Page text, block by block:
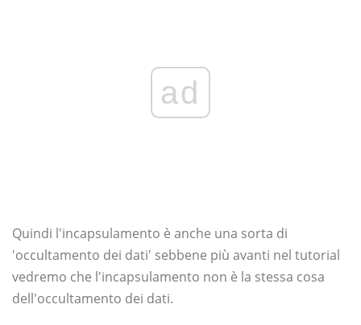
ad
Quindi l'incapsulamento è anche una sorta di
'occultamento dei dati' sebbene più avanti nel tutorial
vedremo che l'incapsulamento non è la stessa cosa
dell'occultamento dei dati.